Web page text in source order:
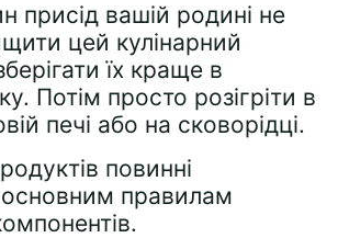
присід вашій родині не
цей кулінарний
їх краще в
Потім просто розігріти в
печі або на сковорідці.
повинні
основним правилам